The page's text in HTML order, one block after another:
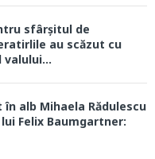
sfârșitul de
au scăzut cu
valului...
alb Mihaela Rădulescu
Felix Baumgartner: